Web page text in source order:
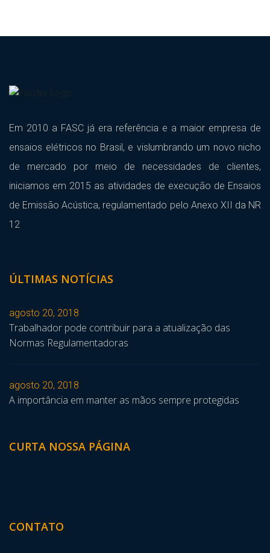
Em 2010 a FASC já era referência e a maior empresa de
ensaios elétricos no Brasil, e vislumbrando um novo nicho
de mercado por meio de necessidades de clientes,
iniciamos em 2015 as atividades de execução de Ensaios
de Emissão Acústica, regulamentado pelo Anexo XII da NR
12
ÚLTIMAS NOTÍCIAS
agosto 20, 2018
Trabalhador pode contribuir para a atualização das
Normas Regulamentadoras
agosto 20, 2018
A importância em manter as mãos sempre protegidas
CURTA NOSSA PÁGINA
CONTATO